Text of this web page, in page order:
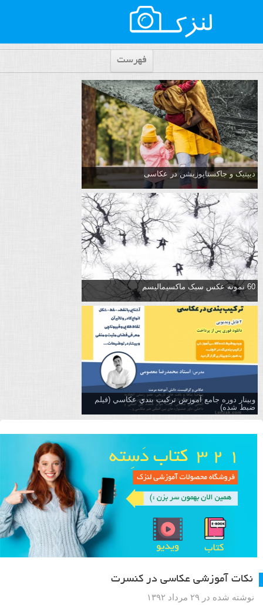
فهرست
دیپتیک و جاکستا‌پوزیشن در عکاسی
60 نمونه عکس سبک ماکسیمالیسم
وبینار دوره جامع آموزش تركيب بندي عكاسي (فیلم
ضبط شده)
نکات آموزشی عکاسی در کنسرت
نوشته شده در ۲۹ مرداد ۱۳۹۲